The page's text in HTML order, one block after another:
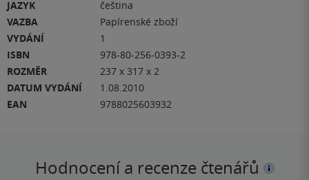
JAZYK
čeština
VAZBA
Papírenské zboží
VYDÁNÍ
1
ISBN
978-80-256-0393-2
ROZMĚR
237 x 317 x 2
DATUM VYDÁNÍ
1.08.2010
EAN
9788025603932
Hodnocení a recenze čtenářů